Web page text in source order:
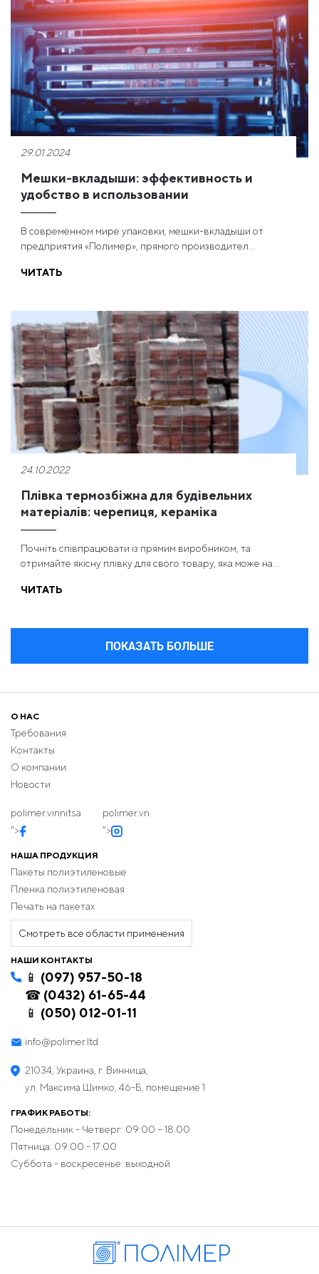
29.01.2024
Мешки-вкладыши: эффективность и
удобство в использовании
В современном мире упаковки, мешки-вкладыши от
предприятия «Полимер», прямого производител...
ЧИТАТЬ
24.10.2022
Плівка термозбіжна для будівельних
матеріалів: черепиця, кераміка
Почніть співпрацювати із прямим виробником, та
отримайте якісну плівку для свого товару, яка може на...
ЧИТАТЬ
ПОКАЗАТЬ БОЛЬШЕ
О НАС
Требования
Контакты
О компании
Новости
polimer.vinnitsa
">
polimer.vn
">
НАША ПРОДУКЦИЯ
Пакеты полиэтиленовые
Пленка полиэтиленовая
Печать на пакетах
Смотреть все области применения
НАШИ КОНТАКТЫ
📱 (097) 957-50-18
☎ (0432) 61-65-44
📱 (050) 012-01-11
info@polimer.ltd
21034, Украина, г. Винница,
ул. Максима Шимко, 46-Б, помещение 1
ГРАФИК РАБОТЫ:
Понедельник - Четверг: 09:00 − 18:00
Пятница: 09:00 - 17:00
Суббота - воскресенье: выходной